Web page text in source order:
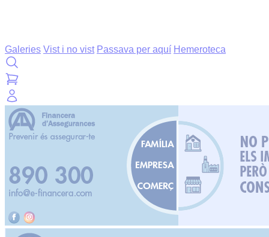
Galeries Vist i no vist Passava per aquí Hemeroteca